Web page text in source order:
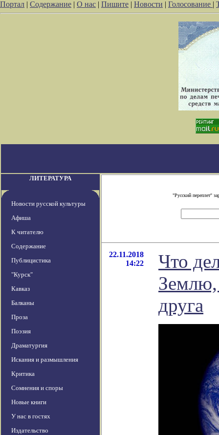
Портал | Содержание | О нас | Пишите | Новости | Голосование |
ЛИТЕРАТУРА
Новости русской культуры
Афиша
К читателю
Содержание
Публицистика
"Курск"
Кавказ
Балканы
Проза
Поэзия
Драматургия
Искания и размышления
Критика
Сомнения и споры
Новые книги
У нас в гостях
Издательство
"Русский переплет"
22.11.2018
14:22
Что
Землю,
друга